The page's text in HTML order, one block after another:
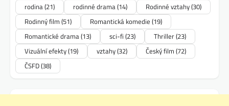
rodina(21) rodinné drama(14) Rodinné vztahy(30)
Rodinný film (51) Romantická komedie (19)
Romantické drama(13) sci-fi (23) Thriller(23)
Vizuální efekty(19) vztahy(32) Český film (72)
ČSFD(38)